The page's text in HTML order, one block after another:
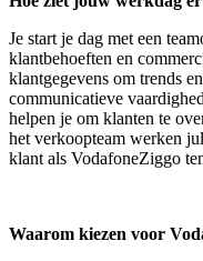
Je start je dag met een
klantbehoeften en
klantgegevens om trends
communicatieve
helpen je om klanten te
het verkoopteam werken
klant als VodafoneZiggo
Waarom kiezen voor